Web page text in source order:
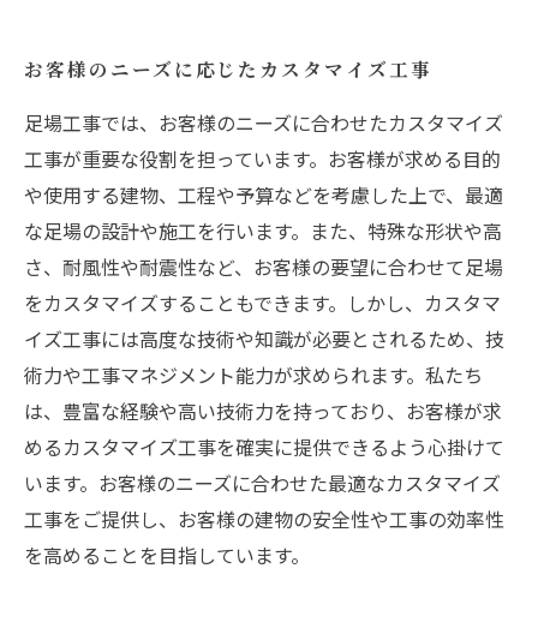
お客様のニーズに応じたカスタマイズ工事
足場工事では、お客様のニーズに合わせたカスタマイズ
工事が重要な役割を担っています。お客様が求める目的
や使用する建物、工程や予算などを考慮した上で、最適
な足場の設計や施工を行います。また、特殊な形状や高
さ、耐風性や耐震性など、お客様の要望に合わせて足場
をカスタマイズすることもできます。しかし、カスタマ
イズ工事には高度な技術や知識が必要とされるため、技
術力や工事マネジメント能力が求められます。私たち
は、豊富な経験や高い技術力を持っており、お客様が求
めるカスタマイズ工事を確実に提供できるよう心掛けて
います。お客様のニーズに合わせた最適なカスタマイズ
工事をご提供し、お客様の建物の安全性や工事の効率性
を高めることを目指しています。